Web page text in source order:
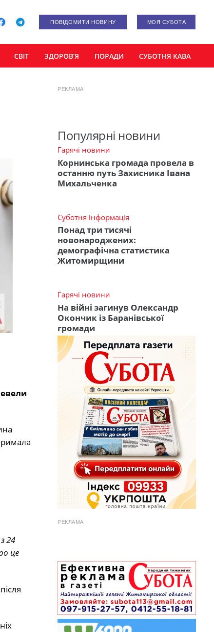
ПОВІДОМИТИ НОВИНУ МОЯ СУБОТА
СВІТ ЗДОРОВ’Я ПОРАДИ СУБОТНЯ КАВА
24
це
РЕКЛАМА
Популярні новини
Гарячі новини
Корнинська громада провела в
останню путь Захисника Івана
Михальченка
Суботня інформація
Понад три тисячі
новонароджених:
демографічна статистика
Житомирщини
Гарячі новини
На війні загинув Олександр
Окончик із Баранівської
громади
РЕКЛАМА